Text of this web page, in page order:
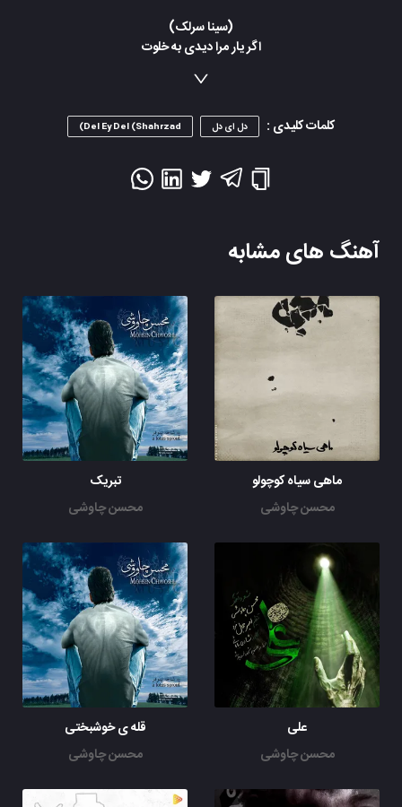
(سینا سرلک)
اگر یار مرا دیدی به خلوت
گریبانم ز دستت چاک چاک
چرا آزرده حالی ای دل ای دل
همه فکر و خیالی ای دل ای دل
(سینا سرلک)
همه فکر و خیالی ای دل ای دل
بسازم خنجری دل را برآرم
ببینم تا چه حالی ای دل ای دل
(محسن چاووشی)
دلا از دست تنهایی به جونم
ز آه و ناله خود در فغونم
شوان تار از درد جدایی
کنه فریاد مغز استخونم
ز بوی زلف تو مفتونم ای گل
ز رنگ روی تو دلخونم ای گل
من عاشق زعشقت بیقرارم
تو چون لیلی و من مجنونم ای گل
دو زلفونت بود تار ربابم
چه می خواهی از این حال خرابم
تو که با ما سر یاری نداری
چرا هر نیمه شو آیی به خوابم
کلمات کلیدی : دل ای دل Del Ey Del (Shahrzad)
آهنگ های مشابه
ماهی سیاه کوچولو
محسن چاوشی
تبریک
محسن چاوشی
علی
محسن چاوشی
قله ی خوشبختی
محسن چاوشی